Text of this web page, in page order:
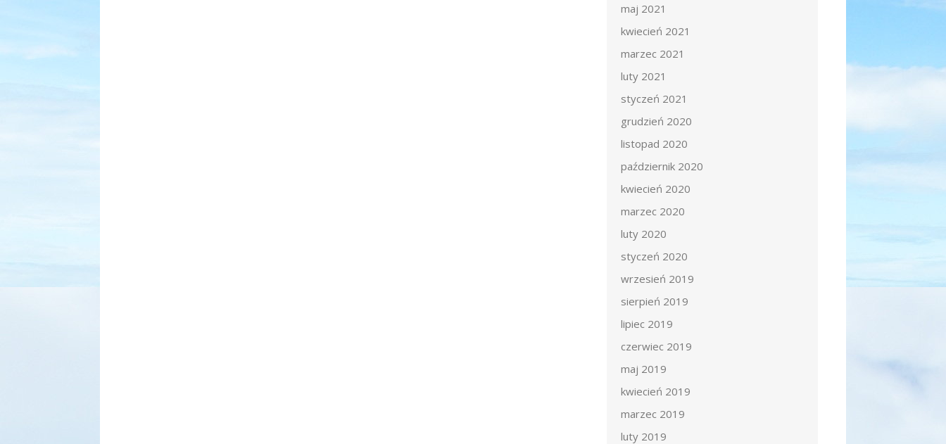
maj 2021
kwiecień 2021
marzec 2021
luty 2021
styczeń 2021
grudzień 2020
listopad 2020
październik 2020
kwiecień 2020
marzec 2020
luty 2020
styczeń 2020
wrzesień 2019
sierpień 2019
lipiec 2019
czerwiec 2019
maj 2019
kwiecień 2019
marzec 2019
luty 2019